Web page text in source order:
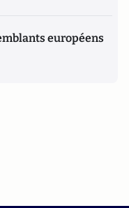
européens